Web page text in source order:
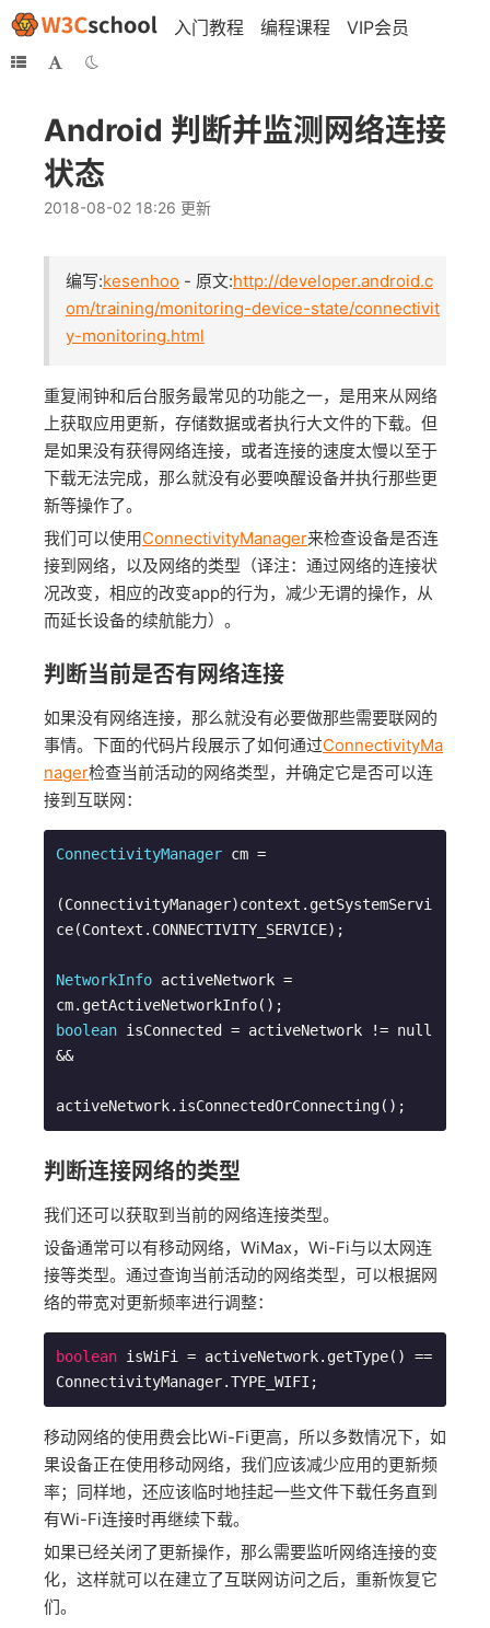
入门教程 编程课程 VIP会员
Android 判断并监测网络连接
状态
2018-08-02 18:26 更新
编写:kesenhoo - 原文:http://developer.android.c
om/training/monitoring-device-state/connectivit
y-monitoring.html
重复闹钟和后台服务最常见的功能之一，是用来从网络
上获取应用更新，存储数据或者执行大文件的下载。但
是如果没有获得网络连接，或者连接的速度太慢以至于
下载无法完成，那么就没有必要唤醒设备并执行那些更
新等操作了。
我们可以使用ConnectivityManager来检查设备是否连
接到网络，以及网络的类型（译注：通过网络的连接状
况改变，相应的改变app的行为，减少无谓的操作，从
而延长设备的续航能力）。
判断当前是否有网络连接
如果没有网络连接，那么就没有必要做那些需要联网的
事情。下面的代码片段展示了如何通过ConnectivityMa
nager检查当前活动的网络类型，并确定它是否可以连
接到互联网：
ConnectivityManager cm =
(ConnectivityManager)context.getSystemServi
ce(Context.CONNECTIVITY_SERVICE);
NetworkInfo activeNetwork =
boolean isConnected = activeNetwork != null
&&
判断连接网络的类型
我们还可以获取到当前的网络连接类型。
设备通常可以有移动网络，WiMax，Wi-Fi与以太网连
接等类型。通过查询当前活动的网络类型，可以根据网
络的带宽对更新频率进行调整：
boolean isWiFi = activeNetwork.getType() ==
移动网络的使用费会比Wi-Fi更高，所以多数情况下，如
果设备正在使用移动网络，我们应该减少应用的更新频
率；同样地，还应该临时地挂起一些文件下载任务直到
有Wi-Fi连接时再继续下载。
如果已经关闭了更新操作，那么需要监听网络连接的变
化，这样就可以在建立了互联网访问之后，重新恢复它
们。